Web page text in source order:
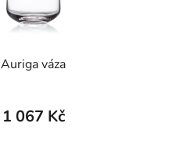
Auriga váza
1 067 Kč